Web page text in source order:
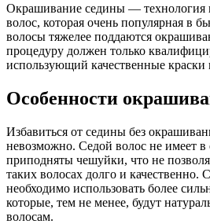
Окрашивание седины — технология
волос, которая очень популярная в
волосы тяжелее поддаются
процедуру должен только
использующий качественные краски
Особенности
Избавиться от седины без
невозможно. Седой волос не имеет в
приподняты чешуйки, что не
таких волосах долго и качественно.
необходимо использовать более
которые, тем не менее, будут
волосам.